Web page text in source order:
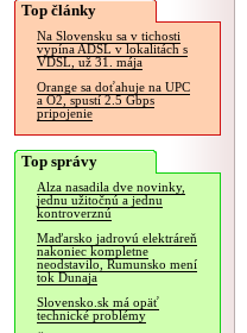
Top články
Na Slovensku sa v tichosti
vypína ADSL v lokalitách s
VDSL, už 31. mája
Orange sa doťahuje na UPC
a O2, spustí 2.5 Gbps
pripojenie
Top správy
Alza nasadila dve novinky,
jednu užitočnú a jednu
kontroverznú
Maďarsko jadrovú elektráreň
nakoniec kompletne
neodstavilo, Rumunsko mení
tok Dunaja
Slovensko.sk má opäť
technické problémy